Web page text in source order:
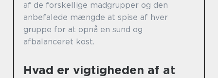
af de forskellige madgrupper og den
anbefalede mængde at spise af hver
gruppe for at opnå en sund og
afbalanceret kost.
Hvad er vigtigheden af at